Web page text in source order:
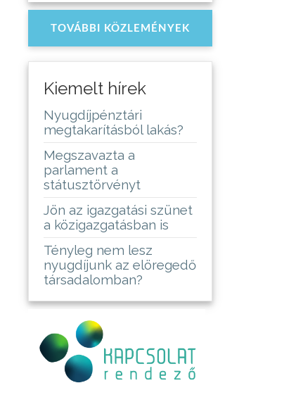
TOVÁBBI KÖZLEMÉNYEK
Kiemelt hírek
Nyugdíjpénztári
megtakarításból lakás?
Megszavazta a
parlament a
státusztörvényt
Jön az igazgatási szünet
a közigazgatásban is
Tényleg nem lesz
nyugdíjunk az elöregedő
társadalomban?